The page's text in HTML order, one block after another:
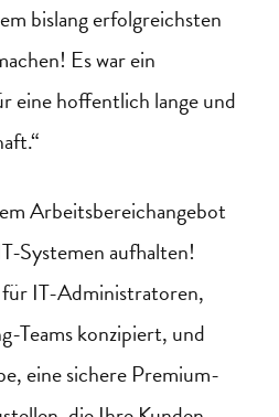
bislang erfolgreichsten
Es war ein
eine hoffentlich lange und
Arbeitsbereichangebot
Systemen aufhalten!
IT-Administratoren,
Teams konzipiert, und
eine sichere Premium-